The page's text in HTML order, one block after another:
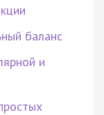
баланс
и